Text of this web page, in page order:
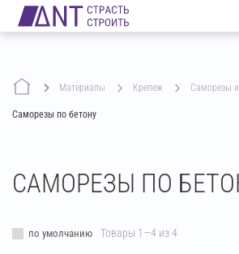
Материалы крепеж саморезы
Саморезы по бетону
САМОРЕЗЫ ПО
по умолчанию Товары 1—4 из 4